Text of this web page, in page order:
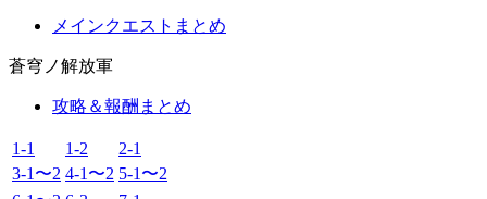
メインクエストまとめ
蒼穹ノ解放軍
攻略＆報酬まとめ
1-1 1-2
2-1
3-1〜2 4-1〜2 5-1〜2